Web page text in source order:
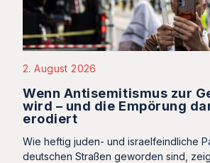
2. August 2026
Wenn Antisemitismus zur
wird – und die Empörung
erodiert
Wie heftig juden- und israelfeindliche
deutschen Straßen geworden sind,